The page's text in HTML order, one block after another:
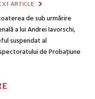
ARTICLE
de sub urmărire
a lui Andrei Iavorschi,
suspendat al
de Probațiune